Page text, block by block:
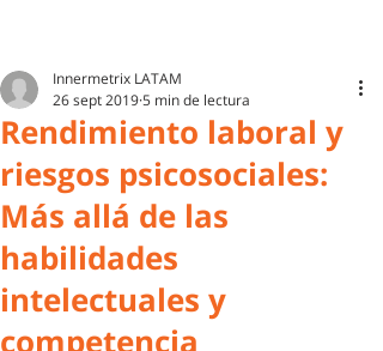
Rendimiento laboral y
riesgos psicosociales:
Más allá de las
habilidades
intelectuales y
competencia
Innermetrix LATAM
26 sept 20195 min de lectura